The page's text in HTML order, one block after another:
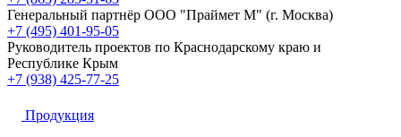
Генеральный партнёр ООО "Праймет М" (г. Москва)
+7 (495) 401-95-05
Руководитель проектов по Краснодарскому краю и
Республике Крым
+7 (938) 425-77-25
Продукция